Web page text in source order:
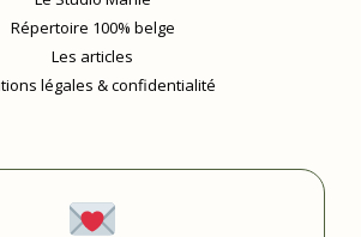
Répertoire 100% belge
Les articles
légales & confidentialité